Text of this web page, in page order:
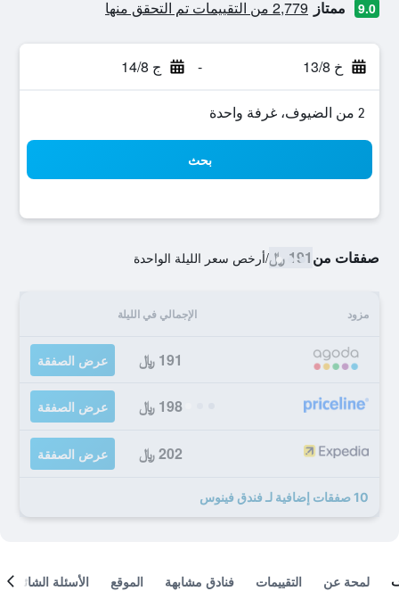
9.0 ممتاز 2,779 من التقييمات تم التحقق منها
خ 13/8 - ج 14/8
2 من الضيوف، غرفة واحدة
بحث
صفقات من191 ﷼ /أرخص سعر الليلة الواحدة
مزود الإجمالي في الليلة
191 ﷼ عرض الصفقة
198 ﷼ عرض الصفقة
202 ﷼ عرض الصفقة
10 صفقات إضافية لـ فندق فينوس
لمحة عن التقييمات فنادق مشابهة الموقع الأسئلة الشائعة